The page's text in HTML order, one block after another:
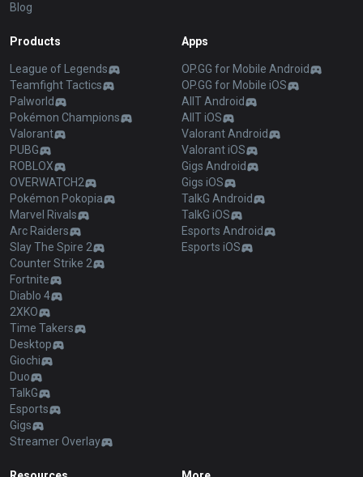
Blog
Products
League of Legends
Teamfight Tactics
Palworld
Pokémon Champions
Valorant
PUBG
ROBLOX
OVERWATCH2
Pokémon Pokopia
Marvel Rivals
Arc Raiders
Slay The Spire 2
Counter Strike 2
Fortnite
Diablo 4
2XKO
Time Takers
Desktop
Giochi
Duo
TalkG
Esports
Gigs
Streamer Overlay
Apps
OP.GG for Mobile Android
OP.GG for Mobile iOS
AllT Android
AllT iOS
Valorant Android
Valorant iOS
Gigs Android
Gigs iOS
TalkG Android
TalkG iOS
Esports Android
Esports iOS